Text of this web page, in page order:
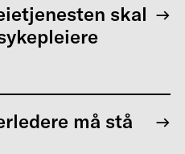
skal
må stå